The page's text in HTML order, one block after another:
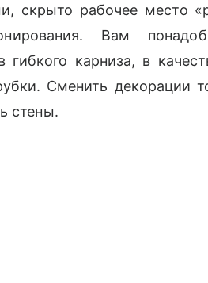
скрыто рабочее место
Вам
карниза, в
Сменить декорации
стены.